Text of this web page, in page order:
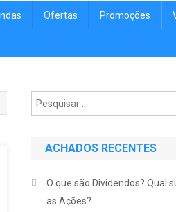
Ofertas Promoções
ACHADOS RECENTES
O que são Dividendos? Qual
as Ações?